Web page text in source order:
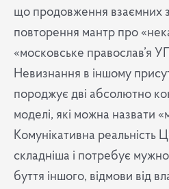
що продовження взаємних
повторення мантр про
«московське православ’я
Невизнання в іншому
породжує дві абсолютно
моделі, які можна назвати
Комунікативна реальність
складніша і потребує
буття іншого, відмови від